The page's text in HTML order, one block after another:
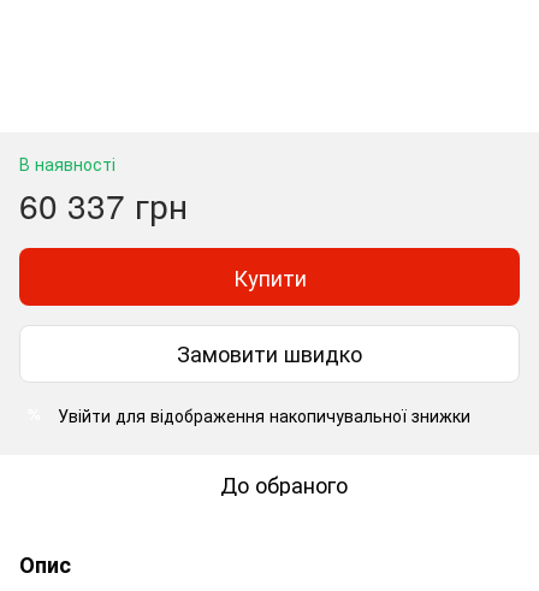
В наявності
60 337 грн
Купити
Замовити швидко
Увійти для відображення накопичувальної знижки
До обраного
Опис